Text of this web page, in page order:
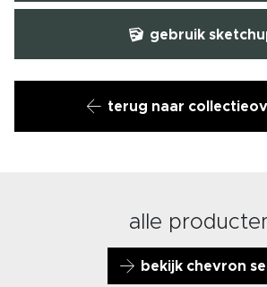
terug naar
gebruik
alle
bekijk chevron